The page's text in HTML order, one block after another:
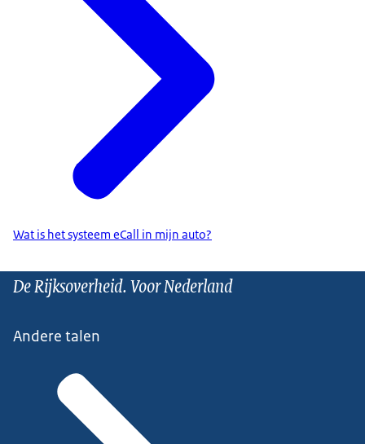
Wat is het systeem eCall in mijn auto?
De Rijksoverheid. Voor Nederland
Andere talen